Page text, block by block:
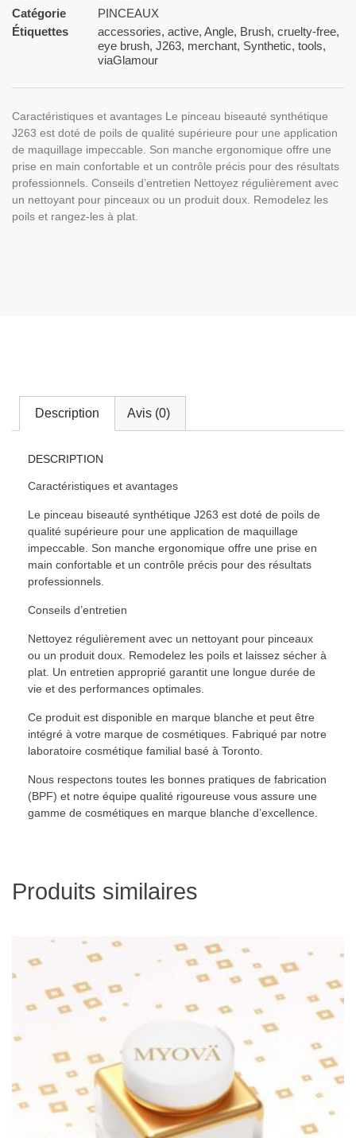
Catégorie
PINCEAUX
Étiquettes
accessories, active, Angle, Brush, cruelty-free,
eye brush, J263, merchant, Synthetic, tools,
viaGlamour
Caractéristiques et avantages Le pinceau biseauté synthétique
J263 est doté de poils de qualité supérieure pour une application
de maquillage impeccable. Son manche ergonomique offre une
prise en main confortable et un contrôle précis pour des résultats
professionnels. Conseils d’entretien Nettoyez régulièrement avec
un nettoyant pour pinceaux ou un produit doux. Remodelez les
poils et rangez-les à plat.
Description Avis (0)
DESCRIPTION
Caractéristiques et avantages
Le pinceau biseauté synthétique J263 est doté de poils de
qualité supérieure pour une application de maquillage
impeccable. Son manche ergonomique offre une prise en
main confortable et un contrôle précis pour des résultats
professionnels.
Conseils d’entretien
Nettoyez régulièrement avec un nettoyant pour pinceaux
ou un produit doux. Remodelez les poils et laissez sécher à
plat. Un entretien approprié garantit une longue durée de
vie et des performances optimales.
Ce produit est disponible en marque blanche et peut être
intégré à votre marque de cosmétiques. Fabriqué par notre
laboratoire cosmétique familial basé à Toronto.
Nous respectons toutes les bonnes pratiques de fabrication
(BPF) et notre équipe qualité rigoureuse vous assure une
gamme de cosmétiques en marque blanche d’excellence.
Produits similaires